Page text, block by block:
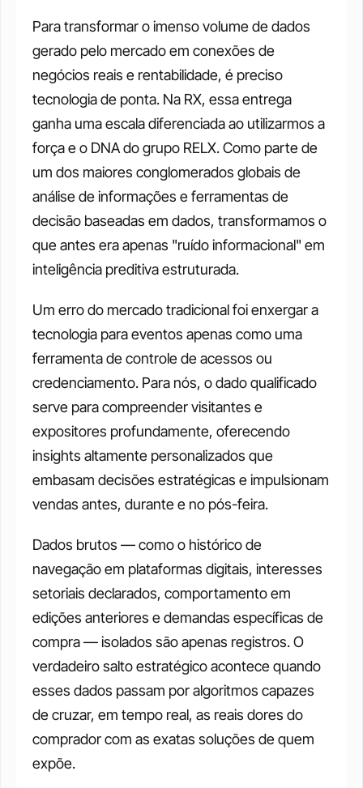
Para transformar o imenso volume de dados
gerado pelo mercado em conexões de
negócios reais e rentabilidade, é preciso
tecnologia de ponta. Na RX, essa entrega
ganha uma escala diferenciada ao utilizarmos a
força e o DNA do grupo RELX. Como parte de
um dos maiores conglomerados globais de
análise de informações e ferramentas de
decisão baseadas em dados, transformamos o
que antes era apenas "ruído informacional" em
inteligência preditiva estruturada.
Um erro do mercado tradicional foi enxergar a
tecnologia para eventos apenas como uma
ferramenta de controle de acessos ou
credenciamento. Para nós, o dado qualificado
serve para compreender visitantes e
expositores profundamente, oferecendo
insights altamente personalizados que
embasam decisões estratégicas e impulsionam
vendas antes, durante e no pós-feira.
Dados brutos — como o histórico de
navegação em plataformas digitais, interesses
setoriais declarados, comportamento em
edições anteriores e demandas específicas de
compra — isolados são apenas registros. O
verdadeiro salto estratégico acontece quando
esses dados passam por algoritmos capazes
de cruzar, em tempo real, as reais dores do
comprador com as exatas soluções de quem
expõe.